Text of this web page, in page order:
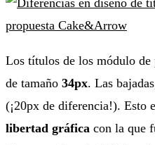
Los títulos de los módulo
de tamaño 34px. Las
(¡20px de diferencia!). Esto
libertad gráfica con la que